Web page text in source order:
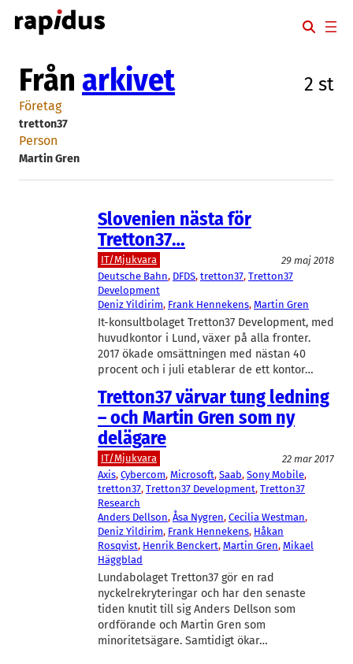
Hoppa
till
Från arkivet 2 st
Företag
tretton37
Person
Martin Gren
Slovenien nästa för
Tretton37…
IT/Mjukvara
29 maj 2018
Deutsche Bahn, DFDS, tretton37, Tretton37
Development
Deniz Yildirim, Frank Hennekens, Martin Gren
It-konsultbolaget Tretton37 Development, med
huvudkontor i Lund, växer på alla fronter.
2017 ökade omsättningen med nästan 40
procent och i juli etablerar de ett kontor…
Tretton37 värvar tung ledning
– och Martin Gren som ny
delägare
IT/Mjukvara
22 mar 2017
Axis, Cybercom, Microsoft, Saab, Sony Mobile
tretton37, Tretton37 Development, Tretton37
Research
Anders Dellson, Åsa Nygren, Cecilia Westman
Deniz Yildirim, Frank Hennekens, Håkan
Rosqvist, Henrik Benckert, Martin Gren, Mikael
Häggblad
Lundabolaget Tretton37 gör en rad
nyckelrekryteringar och har den senaste
tiden knutit till sig Anders Dellson som
ordförande och Martin Gren som
minoritetsägare. Samtidigt ökar…